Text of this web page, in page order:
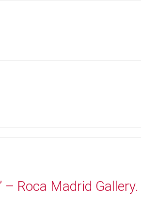
– Roca Madrid Gallery.